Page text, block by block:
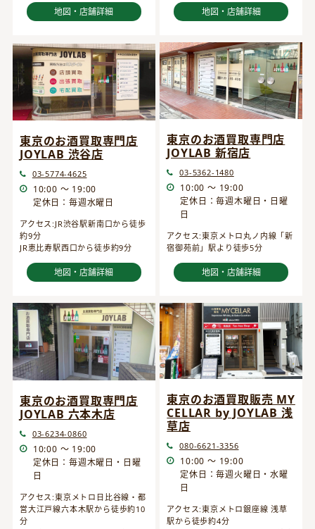
地図・店舗詳細 地図・店舗詳細
東京のお酒買取専門店
JOYLAB 渋谷店
03-5774-4625
10:00 ～ 19:00
定休日：毎週水曜日
アクセス:JR渋谷駅新南口から徒歩
約9分
JR恵比寿駅西口から徒歩約9分
地図・店舗詳細
東京のお酒買取専門店
JOYLAB 新宿店
03-5362-1480
10:00 ～ 19:00
定休日：毎週木曜日・日曜
日
アクセス:東京メトロ丸ノ内線「新
宿御苑前」駅より徒歩5分
地図・店舗詳細
東京のお酒買取専門店
JOYLAB 六本木店
03-6234-0860
10:00 ～ 19:00
定休日：毎週木曜日・日曜
日
アクセス:東京メトロ日比谷線・都
営大江戸線六本木駅から徒歩約10
分
東京のお酒買取販売 MY
CELLAR by JOYLAB 浅
草店
080-6621-3356
10:00 ～ 19:00
定休日：毎週火曜日・水曜
日
アクセス:東京メトロ銀座線 浅草
駅から徒歩約4分